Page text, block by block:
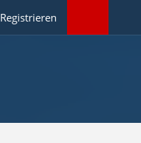
Registrieren